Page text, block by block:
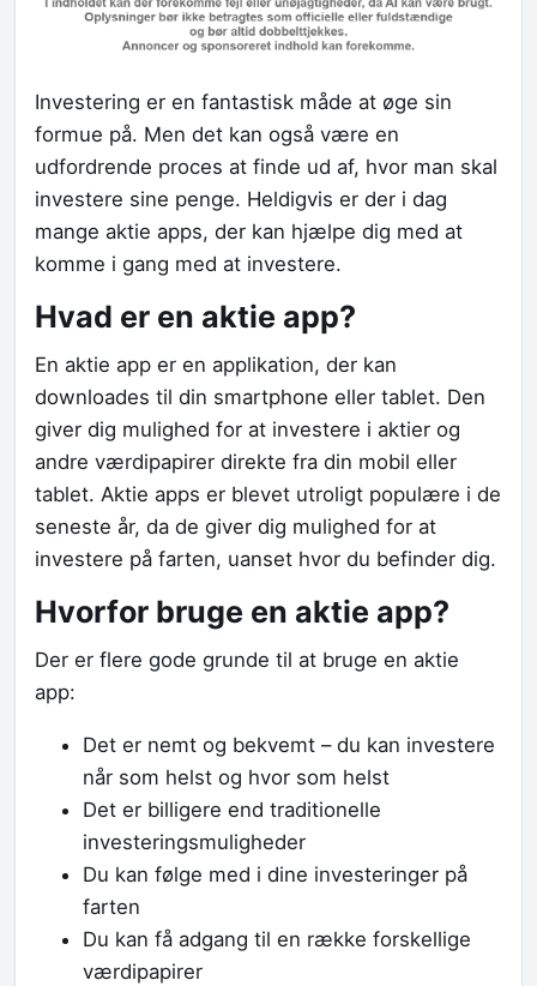
Investering er en fantastisk måde at øge sin
formue på. Men det kan også være en
udfordrende proces at finde ud af, hvor man skal
investere sine penge. Heldigvis er der i dag
mange aktie apps, der kan hjælpe dig med at
komme i gang med at investere.
Hvad er en aktie app?
En aktie app er en applikation, der kan
downloades til din smartphone eller tablet. Den
giver dig mulighed for at investere i aktier og
andre værdipapirer direkte fra din mobil eller
tablet. Aktie apps er blevet utroligt populære i de
seneste år, da de giver dig mulighed for at
investere på farten, uanset hvor du befinder dig.
Hvorfor bruge en aktie app?
Der er flere gode grunde til at bruge en aktie
app:
Det er nemt og bekvemt – du kan investere
når som helst og hvor som helst
Det er billigere end traditionelle
investeringsmuligheder
Du kan følge med i dine investeringer på
farten
Du kan få adgang til en række forskellige
værdipapirer